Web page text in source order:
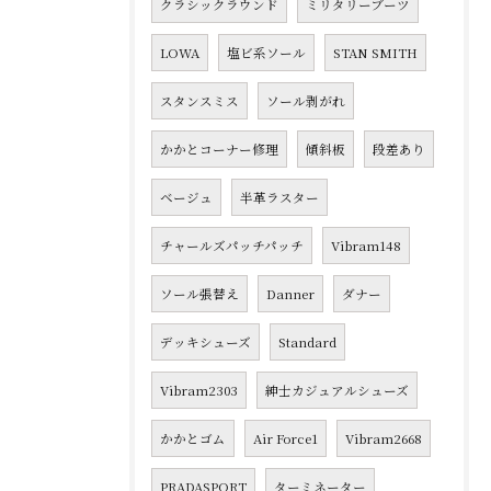
クラシックラウンド ミリタリーブーツ
LOWA 塩ビ系ソール STAN SMITH
スタンスミス ソール剥がれ
かかとコーナー修理 傾斜板 段差あり
ベージュ 半革ラスター
チャールズパッチパッチ Vibram148
ソール張替え Danner ダナー
デッキシューズ Standard
Vibram2303 紳士カジュアルシューズ
かかとゴム Air Force1 Vibram2668
PRADASPORT ターミネーター